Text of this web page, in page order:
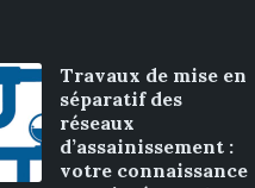
Travaux de mise en
séparatif des
réseaux
d’assainissement :
votre connaissance